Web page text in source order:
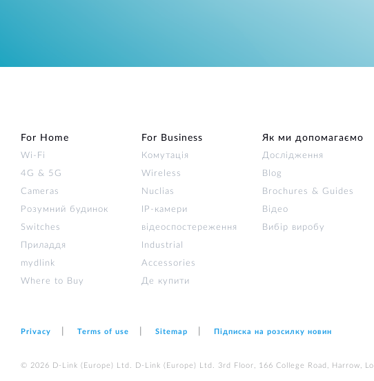
For Home
Wi‑Fi
4G & 5G
Cameras
Розумний будинок
Switches
Приладдя
mydlink
Where to Buy
For Business
Комутація
Wireless
Nuclias
IP-камери
відеоспостереження
Industrial
Accessories
Де купити
Як ми допомагаємо
Дослідження
Blog
Brochures & Guides
Відео
Вибір виробу
Privacy Terms of use Sitemap Підписка на розсилку новин
© 2026 D‑Link (Europe) Ltd. D‑Link (Europe) Ltd. 3rd Floor, 166 College Road, Harrow,